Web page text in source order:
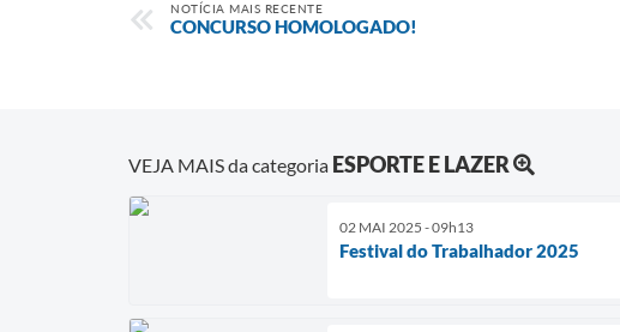
NOTÍCIA MAIS RECENTE
CONCURSO HOMOLOGADO!
VEJA MAIS da categoria ESPORTE E LAZER
02 MAI 2025 - 09h13
Festival do Trabalhador 2025